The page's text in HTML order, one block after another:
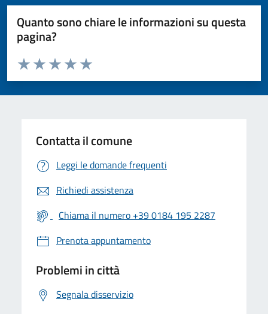
Quanto sono chiare le informazioni su questa
pagina?
Valuta da 1 a 5 stelle la pagina
Valuta 5 stelle su 5
Valuta 4 stelle su 5
Valuta 3 stelle su 5
Valuta 2 stelle su 5
Valuta 1 stelle su 5
Contatta il comune
Leggi le domande frequenti
Richiedi assistenza
Chiama il numero +39 0184 195 2287
Prenota appuntamento
Problemi in città
Segnala disservizio